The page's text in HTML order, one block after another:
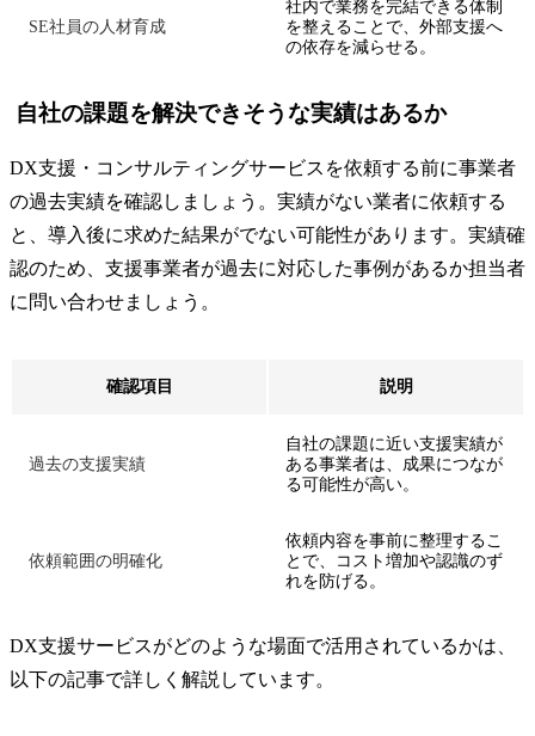
SE社員の人材育成
社内で業務を完結できる体制
を整えることで、外部支援へ
の依存を減らせる。
自社の課題を解決できそうな実績はあるか
DX支援・コンサルティングサービスを依頼する前に事業者
の過去実績を確認しましょう。実績がない業者に依頼する
と、導入後に求めた結果がでない可能性があります。実績確
認のため、支援事業者が過去に対応した事例があるか担当者
に問い合わせましょう。
確認項目 説明
過去の支援実績
自社の課題に近い支援実績が
ある事業者は、成果につなが
る可能性が高い。
依頼範囲の明確化
依頼内容を事前に整理するこ
とで、コスト増加や認識のず
れを防げる。
DX支援サービスがどのような場面で活用されているかは、
以下の記事で詳しく解説しています。